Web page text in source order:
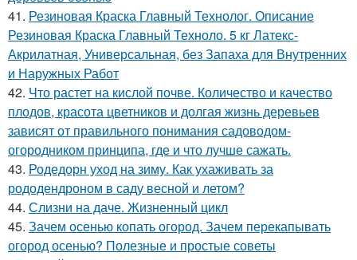
41. Резиновая Краска Главный Технолог. Описание
Резиновая Краска Главный Техноло. 5 кг Латекс-
Акрилатная, Универсальная, без Запаха для Внутренних
и Наружных Работ
42. Что растет на кислой почве. Количество и качество
плодов, красота цветников и долгая жизнь деревьев
зависят от правильного понимания садоводом-
огородником принципа, где и что лучше сажать.
43. Родедорн уход на зиму. Как ухаживать за
рододендроном в саду весной и летом?
44. Слизни на даче. Жизненный цикл
45. Зачем осенью копать огород. Зачем перекапывать
огород осенью? Полезные и простые советы